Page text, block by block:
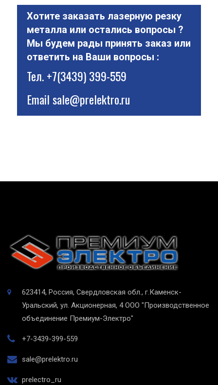
Хотите заказать лазерную резку
металла или остались вопросы ?
Мы будем рады принять заказ или
ответить на Ваши вопросы :
Тел.+7(3439) 399-559
Emailsale@prelektro.ru
623414, Россия, Свердловская обл., г.Каменск-
Уральский, ул. Акционерная, 4 ООО "Производственное
объединение Премиум-Электро"
+7-3439-399-559
sale@prelektro.ru
prelectro_ru